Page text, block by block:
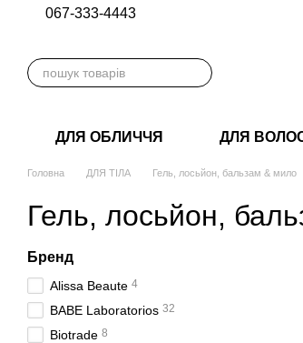
Перейти до основного контенту
067-333-4443
ДЛЯ ОБЛИЧЧЯ ДЛЯ
Головна ДЛЯ ТІЛА Гель, лосьйон, бальзам & мило
Гель, лосьйон,
Бренд
Alissa Beaute 4
BABE Laboratorios 32
Biotrade 8